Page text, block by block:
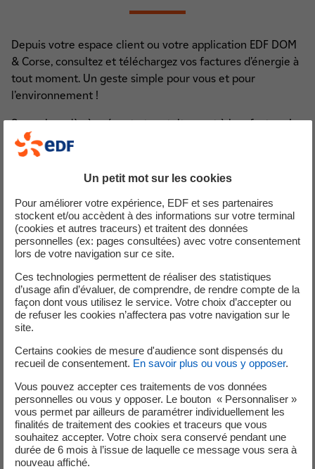
Depuis votre espace client ou votre application EDF DOM
& Corse, consultez et téléchargez vos factures d’énergie à
tout moment. Un geste simple pour vous et pour
l’environnement !
Souscrivez dès à présent et gratuitement à la e-facture !
Elle vous sera envoyée par e-mail.
factures dans votre espace client.
Connectez-vous
1
Rapide
Vous recevez vos factures directement par e-mail. Elles sont
également accessibles et disponibles 24h/24 et 7J/7 sur votre
espace client.
2
Un petit mot sur les cookies
Pour améliorer votre expérience, EDF et ses partenaires
stockent et/ou accèdent à des informations sur votre terminal
(cookies et autres traceurs) et traitent des données
personnelles (ex: pages consultées) avec votre consentement
lors de votre navigation sur ce site.
Ces technologies permettent de réaliser des statistiques
d’usage afin d’évaluer, de comprendre, de rendre compte de la
façon dont vous utilisez le service. Votre choix d’accepter ou
de refuser les cookies n’affectera pas votre navigation sur le
site.
Certains cookies de mesure d'audience sont dispensés du
recueil de consentement. En savoir plus ou vous y opposer.
Vous pouvez accepter ces traitements de vos données
personnelles ou vous y opposer. Le bouton « Personnaliser »
vous permet par ailleurs de paramétrer individuellement les
finalités de traitement des cookies et traceurs que vous
souhaitez accepter. Votre choix sera conservé pendant une
durée de 6 mois à l’issue de laquelle ce message vous sera à
nouveau affiché.